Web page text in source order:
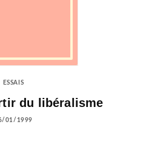
ESSAIS
du libéralisme
01/1999